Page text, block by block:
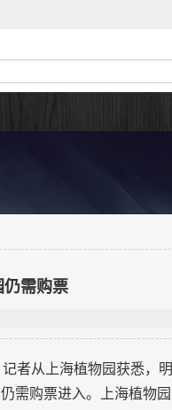
仍需购票
者从上海植物园获悉，
需购票进入。上海植物